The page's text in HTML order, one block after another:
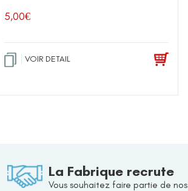
5,00€
VOIR DETAIL
La Fabrique recrute
Vous souhaitez faire partie de nos